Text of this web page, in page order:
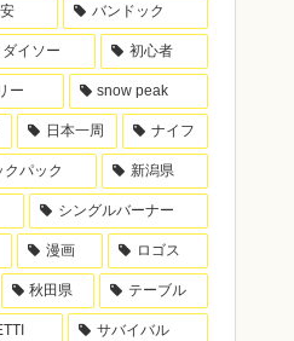
バンドック
ダイソー 初心者
ー snow peak
日本一周 ナイフ
クパック 新潟県
シングルバーナー
漫画 ロゴス
秋田県 テーブル
サバイバル